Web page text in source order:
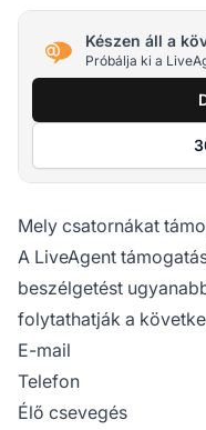
Készen áll a
Próbálja ki a
Mely csatornákat
A LiveAgent
beszélgetést
folytathatják a
E-mail
Telefon
Élő csevegés